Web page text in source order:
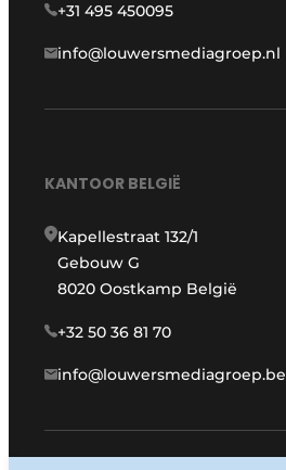
+31 495 450095
info@louwersmediagroep.nl
KANTOOR BELGIË
Kapellestraat 132/1
Gebouw G
8020 Oostkamp België
+32 50 36 81 70
info@louwersmediagroep.be